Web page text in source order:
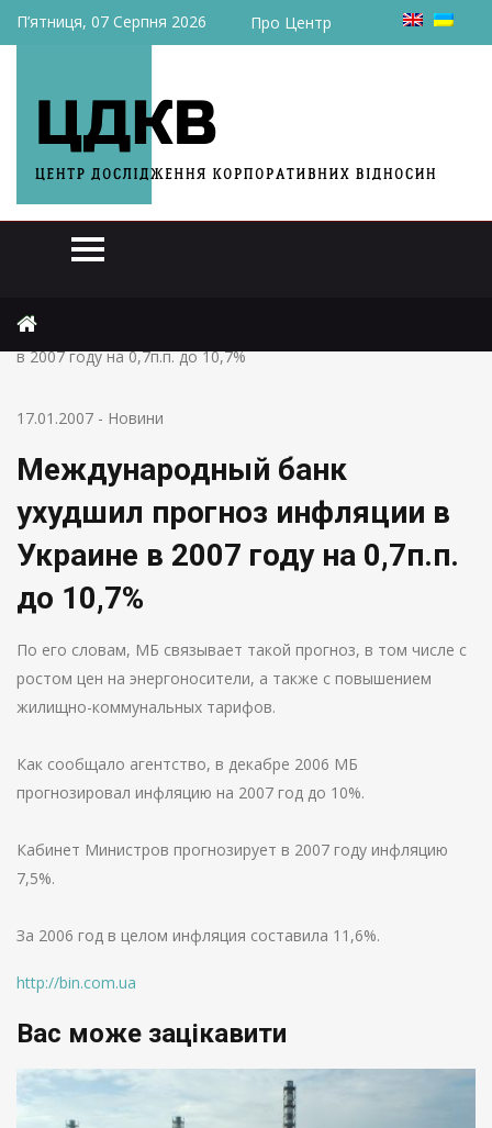
П’ятниця, 07 Серпня 2026 Про Центр
Международный банк ухудшил прогноз инфляции в Украине
в 2007 году на 0,7п.п. до 10,7%
17.01.2007 - Новини
Международный банк
ухудшил прогноз инфляции в
Украине в 2007 году на 0,7п.п.
до 10,7%
По его словам, МБ связывает такой прогноз, в том числе с
ростом цен на энергоносители, а также с повышением
жилищно-коммунальных тарифов.
Как сообщало агентство, в декабре 2006 МБ
прогнозировал инфляцию на 2007 год до 10%.
Кабинет Министров прогнозирует в 2007 году инфляцию
7,5%.
За 2006 год в целом инфляция составила 11,6%.
http://bin.com.ua
Вас може зацікавити